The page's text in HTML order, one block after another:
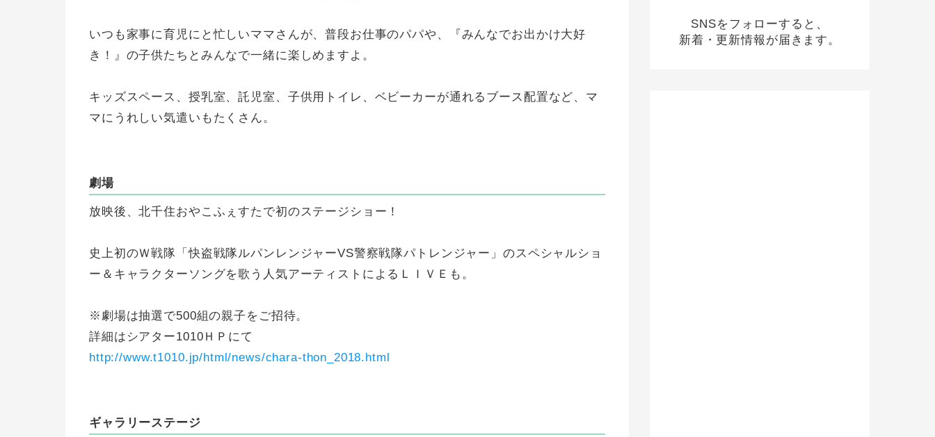
いつも家事に育児にと忙しいママさんが、普段お仕事のパパや、『みんなでお出かけ大好
き！』の子供たちとみんなで一緒に楽しめますよ。
キッズスペース、授乳室、託児室、子供用トイレ、ベビーカーが通れるブース配置など、マ
マにうれしい気遣いもたくさん。
劇場
放映後、北千住おやこふぇすたで初のステージショー！
史上初のＷ戦隊「快盗戦隊ルパンレンジャーVS警察戦隊パトレンジャー」のスペシャルショ
ー＆キャラクターソングを歌う人気アーティストによるＬＩＶＥも。
※劇場は抽選で500組の親子をご招待。
詳細はシアター1010ＨＰにて
http://www.t1010.jp/html/news/chara-thon_2018.html
ギャラリーステージ
SNSをフォローすると、
新着・更新情報が届きます。